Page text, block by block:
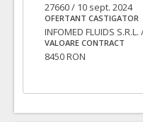
27660 / 10 sept. 2024
OFERTANT CASTIGATOR
INFOMED FLUIDS
VALOARE CONTRACT
8450 RON